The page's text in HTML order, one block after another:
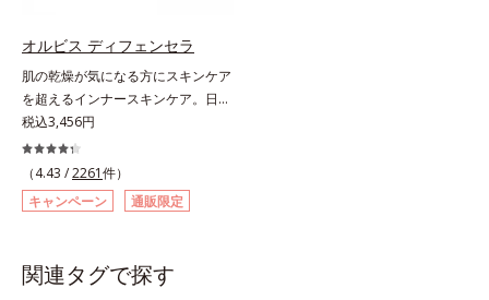
クリアな1日のスタートに「ビタミ
ンA＆ルテイン」、紫外線を気にか
ける女性こそ不足しやすい栄養素を
チャージして、安定した美しさをサ
ポートする「カルシウム＆ビタミン
D」の全６種類。体の中からキレイ
の土台を整え、美しさの次の一歩を
引き出します。水なしでOK、持ち
ージ。フルーツ風味だから、おやつ
感覚でおいしく楽しく続けられま
オルビス ディフェンセラ
肌の乾燥が気になる方にスキンケア
を超えるインナースキンケア。日本
初(*1)“肌にもトクホ(*2)”！肌の乾燥
が気になる方に。高純度に精製した
米胚芽由来のグルコシルセラミドを
配合。「肌の水分を逃しにくくする
ため、肌の乾燥が気になる方に適し
アです。“飲むスキンケア”だから、
税込3,456円
（4.43 /2261件）
キャンペーン
通販限定
関連タグで探す